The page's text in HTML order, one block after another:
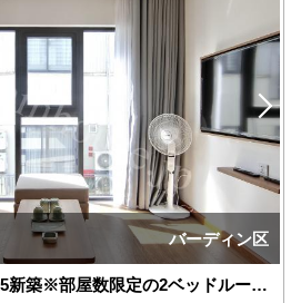
バーディン区
築※部屋数限定の2ベッドルーム(高層階)